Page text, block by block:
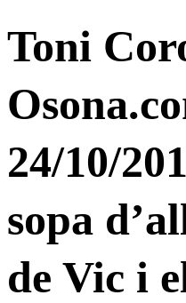
Toni
24/10/
sopa
de Vic i